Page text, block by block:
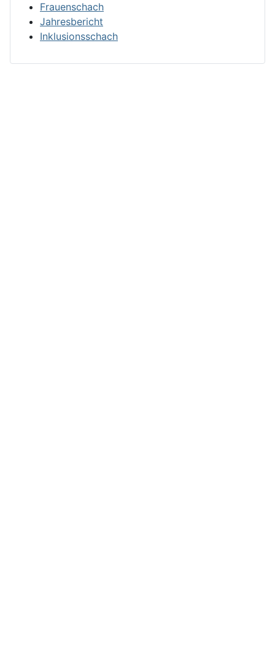
Frauenschach
Jahresbericht
Inklusionsschach